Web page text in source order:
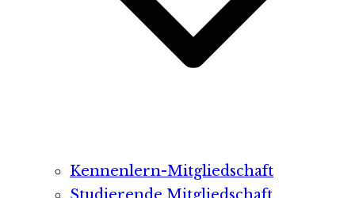
Kennenlern-Mitgliedschaft